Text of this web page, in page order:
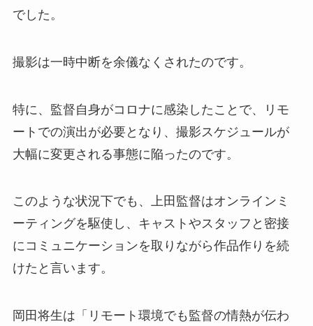
でした。
撮影は一時中断を余儀なくされたのです。
特に、監督自身がコロナに感染したことで、リモ
ートでの演出が必要となり、撮影スケジュールが
大幅に変更される事態に陥ったのです。
このような状況下でも、上田監督はオンラインミ
ーティングを駆使し、キャストやスタッフと密接
にコミュニケーションを取りながら作品作りを続
けたと言います。
岡田将生は「リモート環境でも監督の情熱が伝わ